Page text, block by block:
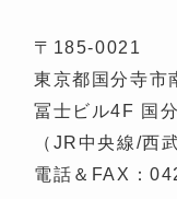
〒185-0021
東京都国分寺市
冨士ビル4F 国
（JR中央線/西
電話＆FAX：